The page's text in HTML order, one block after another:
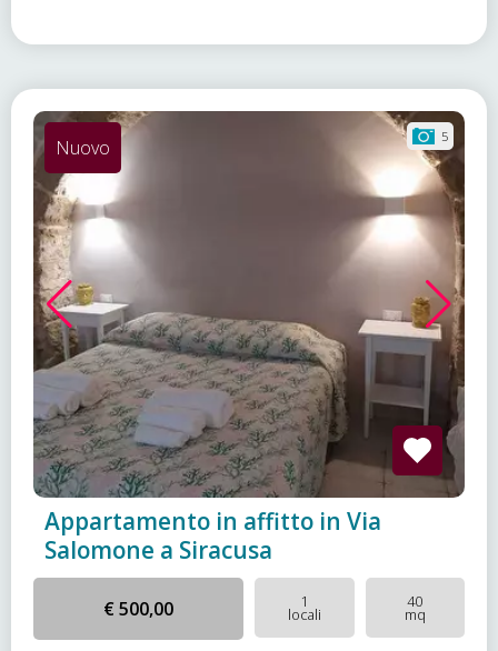
5
Nuovo
Appartamento in affitto in Via
Salomone a Siracusa
€ 500,00 1
locali
40
mq